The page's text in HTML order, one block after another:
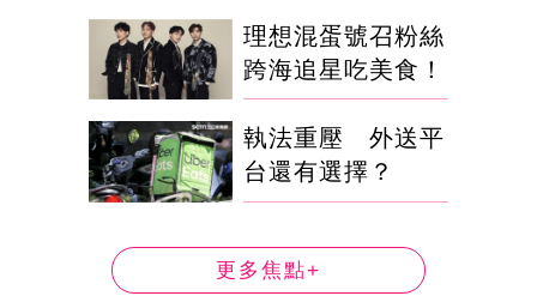
理想混蛋號召粉絲
跨海追星吃美食！
執法重壓 外送平
台還有選擇？
更多焦點+